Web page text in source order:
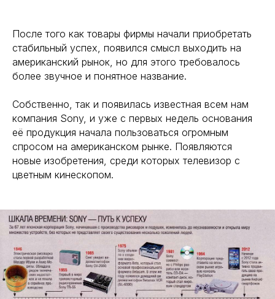
После того как товары фирмы начали приобретать
стабильный успех, появился смысл выходить на
американский рынок, но для этого требовалось
более звучное и понятное название.
Собственно, так и появилась известная всем нам
компания Sony, и уже с первых недель основания
её продукция начала пользоваться огромным
спросом на американском рынке. Появляются
новые изобретения, среди которых телевизор с
цветным кинескопом.